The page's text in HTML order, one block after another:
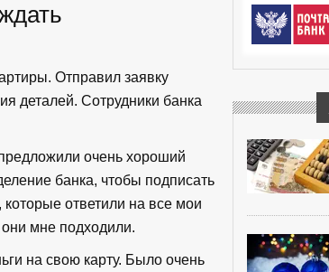
Отправил заявку
деталей. Сотрудники банка
очень хороший
банка, чтобы подписать
ответили на все мои
мне подходили.
на свою карту. Было очень